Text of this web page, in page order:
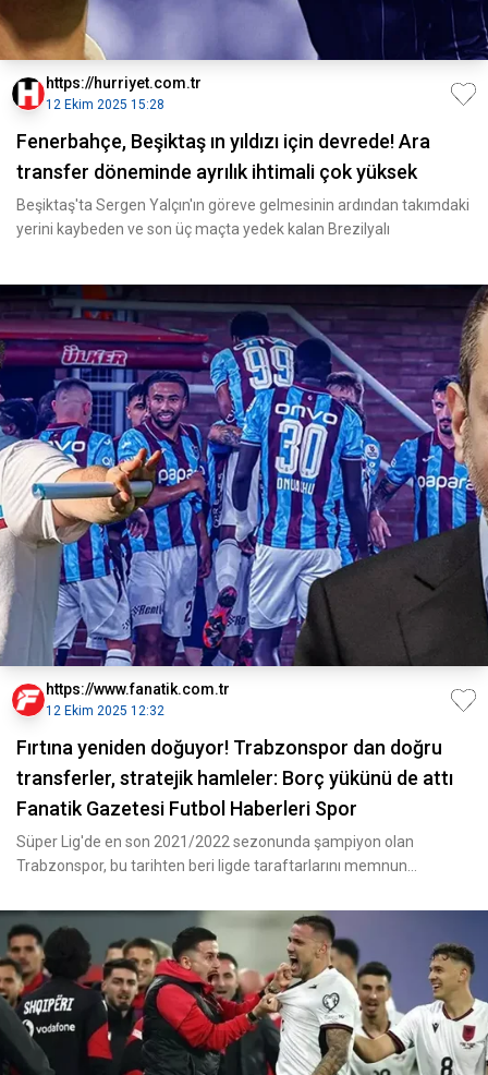
https://hurriyet.com.tr
12 Ekim 2025 15:28
Fenerbahçe, Beşiktaş ın yıldızı için devrede! Ara
transfer döneminde ayrılık ihtimali çok yüksek
Beşiktaş'ta Sergen Yalçın'ın göreve gelmesinin ardından takımdaki
yerini kaybeden ve son üç maçta yedek kalan Brezilyalı
https://www.fanatik.com.tr
12 Ekim 2025 12:32
Fırtına yeniden doğuyor! Trabzonspor dan doğru
transferler, stratejik hamleler: Borç yükünü de attı
Fanatik Gazetesi Futbol Haberleri Spor
Süper Lig'de en son 2021/2022 sezonunda şampiyon olan
Trabzonspor, bu tarihten beri ligde taraftarlarını memnun